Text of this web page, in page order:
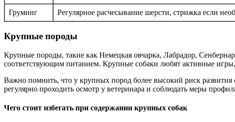
Груминг Регулярное расчесывание шерсти, стрижка если
Крупные породы
Крупные породы, такие как Немецкая овчарка, Лабрадор,
соответствующим питанием. Крупные собаки любят активные
Важно помнить, что у крупных пород более высокий риск
регулярно проходить осмотр у ветеринара и соблюдать меры
Чего стоит избегать при содержании крупных собак